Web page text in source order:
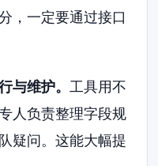
，一定要通过接口
与维护。 工具用不
人负责整理字段规
疑问。这能大幅提